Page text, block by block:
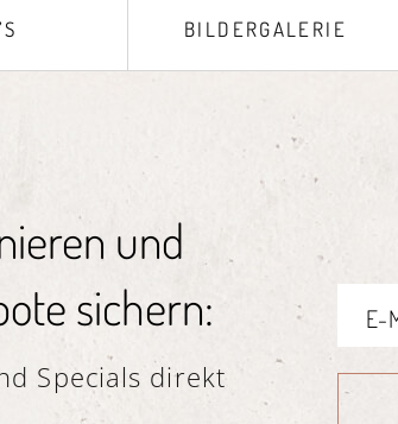
BILDERGALERIE
und
sichern:
Specials direkt